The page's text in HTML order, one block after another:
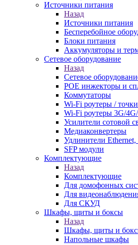
Источники питания
Назад
Источники питания
Бесперебойное
Блоки питания
Аккумуляторы и
Сетевое оборудование
Назад
Сетевое
POE инжекторы и
Коммутаторы
Wi-Fi роутеры /
Wi-Fi роутеры 3G/
Усилители сотовой
Медиаконвертеры
Удлинители Ethernet,
SFP модули
Комплектующие
Назад
Комплектующие
Для домофонных
Для
Для СКУД
Шкафы, щиты и боксы
Назад
Шкафы, щиты и
Напольные шкафы